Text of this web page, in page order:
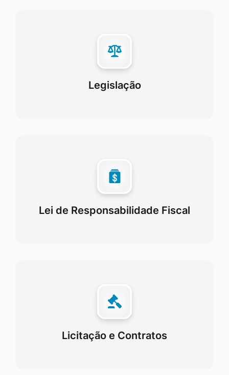
Legislação
Lei de Responsabilidade Fiscal
Licitação e Contratos